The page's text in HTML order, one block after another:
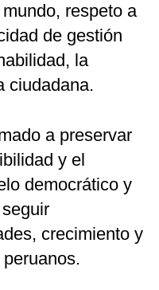
respeto a
de gestión
la
ciudadana.
a preservar
y el
democrático y
crecimiento y